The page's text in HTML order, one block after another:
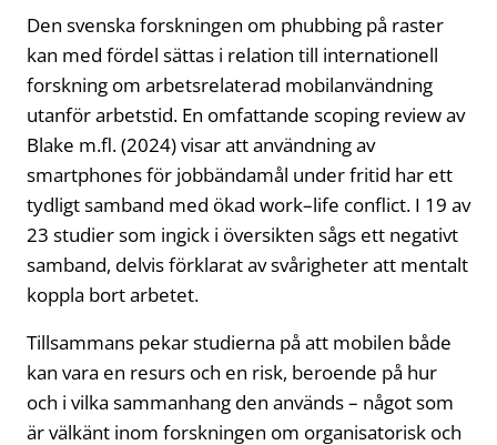
Den svenska forskningen om phubbing på raster
kan med fördel sättas i relation till internationell
forskning om arbetsrelaterad mobilanvändning
utanför arbetstid. En omfattande scoping review av
Blake m.fl. (2024) visar att användning av
smartphones för jobbändamål under fritid har ett
tydligt samband med ökad work–life conflict. I 19 av
23 studier som ingick i översikten sågs ett negativt
samband, delvis förklarat av svårigheter att mentalt
koppla bort arbetet.
Tillsammans pekar studierna på att mobilen både
kan vara en resurs och en risk, beroende på hur
och i vilka sammanhang den används – något som
är välkänt inom forskningen om organisatorisk och